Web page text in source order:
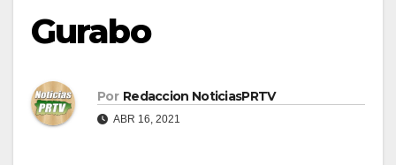
Gurabo
Por Redaccion NoticiasPRTV
ABR 16, 2021